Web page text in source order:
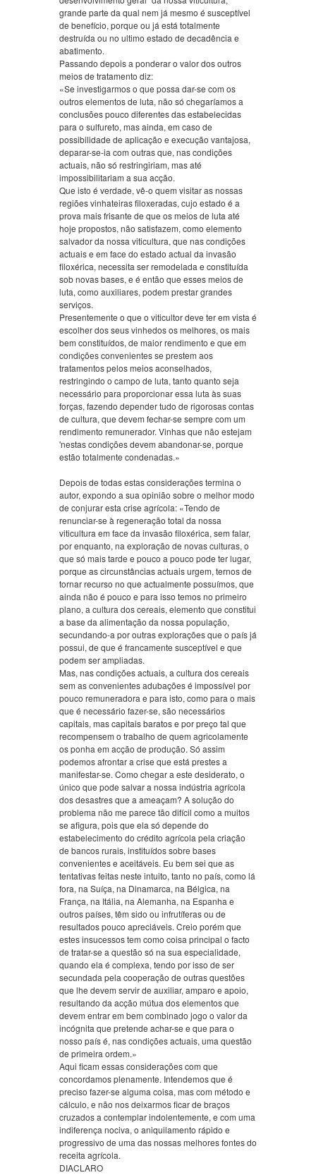
grande parte da qual nem já mesmo é susceptível
de benefício, porque ou já está totalmente
destruída ou no ultimo estado de decadência e
abatimento.
Passando depois a ponderar o valor dos outros
meios de tratamento diz:
«Se investigarmos o que possa dar-se com os
outros elementos de luta, não só chegaríamos a
conclusões pouco diferentes das estabelecidas
para o sulfureto, mas ainda, em caso de
possibilidade de aplicação e execução vantajosa,
deparar-se-ia com outras que, nas condições
actuais, não só restringiriam, mas até
impossibilitariam a sua acção.
Que isto é verdade, vê-o quem visitar as nossas
regiões vinhateiras filoxeradas, cujo estado é a
prova mais frisante de que os meios de luta até
hoje propostos, não satisfazem, como elemento
salvador da nossa viticultura, que nas condições
actuais e em face do estado actual da invasão
filoxérica, necessita ser remodelada e constituída
sob novas bases, e é então que esses meios de
luta, como auxiliares, podem prestar grandes
serviços.
Presentemente o que o viticultor deve ter em vista é
escolher dos seus vinhedos os melhores, os mais
bem constituídos, de maior rendimento e que em
condições convenientes se prestem aos
tratamentos pelos meios aconselhados,
restringindo o campo de luta, tanto quanto seja
necessário para proporcionar essa luta às suas
forças, fazendo depender tudo de rigorosas contas
de cultura, que devem fechar-se sempre com um
rendimento remunerador. Vinhas que não estejam
'nestas condições devem abandonar-se, porque
estão totalmente condenadas.»
Depois de todas estas considerações termina o
autor, expondo a sua opinião sobre o melhor modo
de conjurar esta crise agrícola: «Tendo de
renunciar-se à regeneração total da nossa
viticultura em face da invasão filoxérica, sem falar,
por enquanto, na exploração de novas culturas, o
que só mais tarde e pouco a pouco pode ter lugar,
porque as circunstâncias actuais urgem, ternos de
tornar recurso no que actualmente possuímos, que
ainda não é pouco e para isso temos no primeiro
plano, a cultura dos cereais, elemento que constitui
a base da alimentação da nossa população,
secundando-a por outras explorações que o país já
possui, de que é francamente susceptível e que
podem ser ampliadas.
Mas, nas condições actuais, a cultura dos cereais
sem as convenientes adubações é impossível por
pouco remuneradora e para isto, como para o mais
que é necessário fazer-se, são necessários
capitais, mas capitais baratos e por preço tal que
recompensem o trabalho de quem agricolamente
os ponha em acção de produção. Só assim
podemos afrontar a crise que está prestes a
manifestar-se. Como chegar a este desiderato, o
único que pode salvar a nossa indústria agrícola
dos desastres que a ameaçam? A solução do
problema não me parece tão difícil como a muitos
se afigura, pois que ela só depende do
estabelecimento do crédito agrícola pela criação
de bancos rurais, instituídos sobre bases
convenientes e aceitáveis. Eu bem sei que as
tentativas feitas neste intuito, tanto no país, como lá
fora, na Suíça, na Dinamarca, na Bélgica, na
França, na Itália, na Alemanha, na Espanha e
outros países, têm sido ou infrutíferas ou de
resultados pouco apreciáveis. Creio porém que
estes insucessos tem como coisa principal o facto
de tratar-se a questão só na sua especialidade,
quando ela é complexa, tendo por isso de ser
secundada pela cooperação de outras questões
que lhe devem servir de auxiliar, amparo e apoio,
resultando da acção mútua dos elementos que
devem entrar em bem combinado jogo o valor da
incógnita que pretende achar-se e que para o
nosso país é, nas condições actuais, uma questão
de primeira ordem.»
Aqui ficam essas considerações com que
concordamos plenamente. Intendemos que é
preciso fazer-se alguma coisa, mas com método e
cálculo, e não nos deixarmos ficar de braços
cruzados a contemplar indolentemente, e com uma
indiferença nociva, o aniquilamento rápido e
progressivo de uma das nossas melhores fontes do
receita agrícola.
DIACLARO